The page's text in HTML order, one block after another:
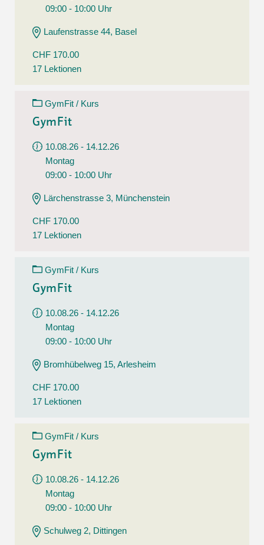
09:00 - 10:00 Uhr
Laufenstrasse 44, Basel
CHF 170.00
17 Lektionen
GymFit / Kurs
GymFit
10.08.26 - 14.12.26
Montag
09:00 - 10:00 Uhr
Lärchenstrasse 3, Münchenstein
CHF 170.00
17 Lektionen
GymFit / Kurs
GymFit
10.08.26 - 14.12.26
Montag
09:00 - 10:00 Uhr
Bromhübelweg 15, Arlesheim
CHF 170.00
17 Lektionen
GymFit / Kurs
GymFit
10.08.26 - 14.12.26
Montag
09:00 - 10:00 Uhr
Schulweg 2, Dittingen